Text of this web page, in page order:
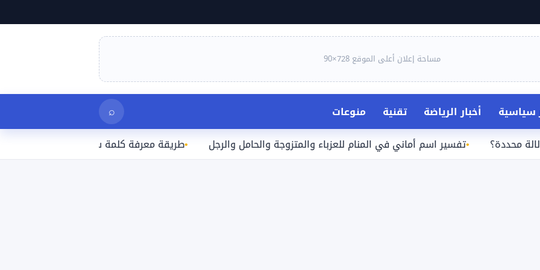
مساحة إعلان أعلى الموقع 728×90
سياسية أخبار الرياضة تقنية منوعات ⌕
تفسير اسم أماني في المنام للعزباء والمتزوجة والحامل والرجل طريقة معرفة كلمة سر الواي فاي المتصل بها على